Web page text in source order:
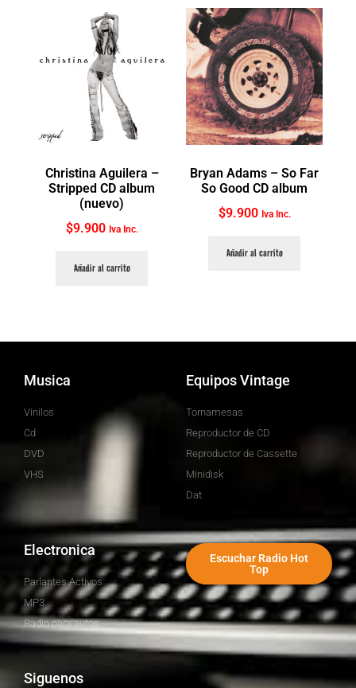
Christina Aguilera ‎–
Stripped CD album
(nuevo)
$9.900 Iva Inc.
Añadir al carrito
Bryan Adams ‎– So Far
So Good CD album
$9.900 Iva Inc.
Añadir al carrito
Musica
Vinilos
Cd
DVD
VHS
Equipos Vintage
Tornamesas
Reproductor de CD
Reproductor de Cassette
Minidisk
Dat
Electronica
Parlantes Activos
MP3
Radio para autos
Escuchar Radio Hot
Top
Siguenos